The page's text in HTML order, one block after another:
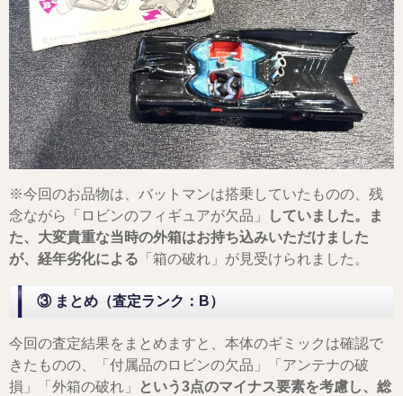
※今回のお品物は、バットマンは搭乗していたものの、残
念ながら「ロビンのフィギュアが欠品」
していました。ま
た、大変貴重な当時の外箱はお持ち込みいただけました
が、経年劣化による 「箱の破れ」が見受けられました。
③ まとめ（査定ランク：B）
今回の査定結果をまとめますと、本体のギミックは確認で
きたものの、「付属品のロビンの欠品」「アンテナの破
損」「外箱の破れ」
という3点のマイナス要素を考慮し、総